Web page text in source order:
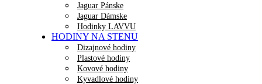
Jaguar Pánske
Jaguar Dámske
Hodinky LAVVU
HODINY NA STENU
Dizajnové hodiny
Plastové hodiny
Kovové hodiny
Kyvadlové hodiny